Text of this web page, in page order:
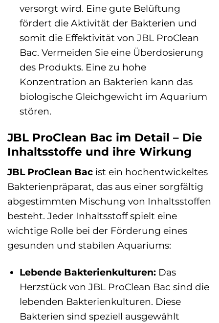
versorgt wird. Eine gute Belüftung
fördert die Aktivität der Bakterien und
somit die Effektivität von JBL ProClean
Bac. Vermeiden Sie eine Überdosierung
des Produkts. Eine zu hohe
Konzentration an Bakterien kann das
biologische Gleichgewicht im Aquarium
stören.
JBL ProClean Bac im Detail – Die
Inhaltsstoffe und ihre Wirkung
JBL ProClean Bac ist ein hochentwickeltes
Bakterienpräparat, das aus einer sorgfältig
abgestimmten Mischung von Inhaltsstoffen
besteht. Jeder Inhaltsstoff spielt eine
wichtige Rolle bei der Förderung eines
gesunden und stabilen Aquariums:
Lebende Bakterienkulturen:Das
Herzstück von JBL ProClean Bac sind die
lebenden Bakterienkulturen. Diese
Bakterien sind speziell ausgewählt